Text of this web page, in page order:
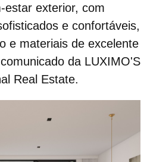
estar exterior, com
e confortáveis,
e materiais de excelente
da LUXIMO'S
Real Estate.